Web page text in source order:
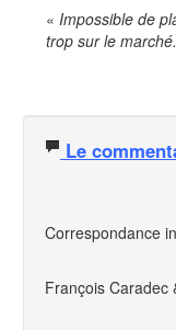
« Impossible de
trop sur le marché.
Le
Correspondance
François Caradec